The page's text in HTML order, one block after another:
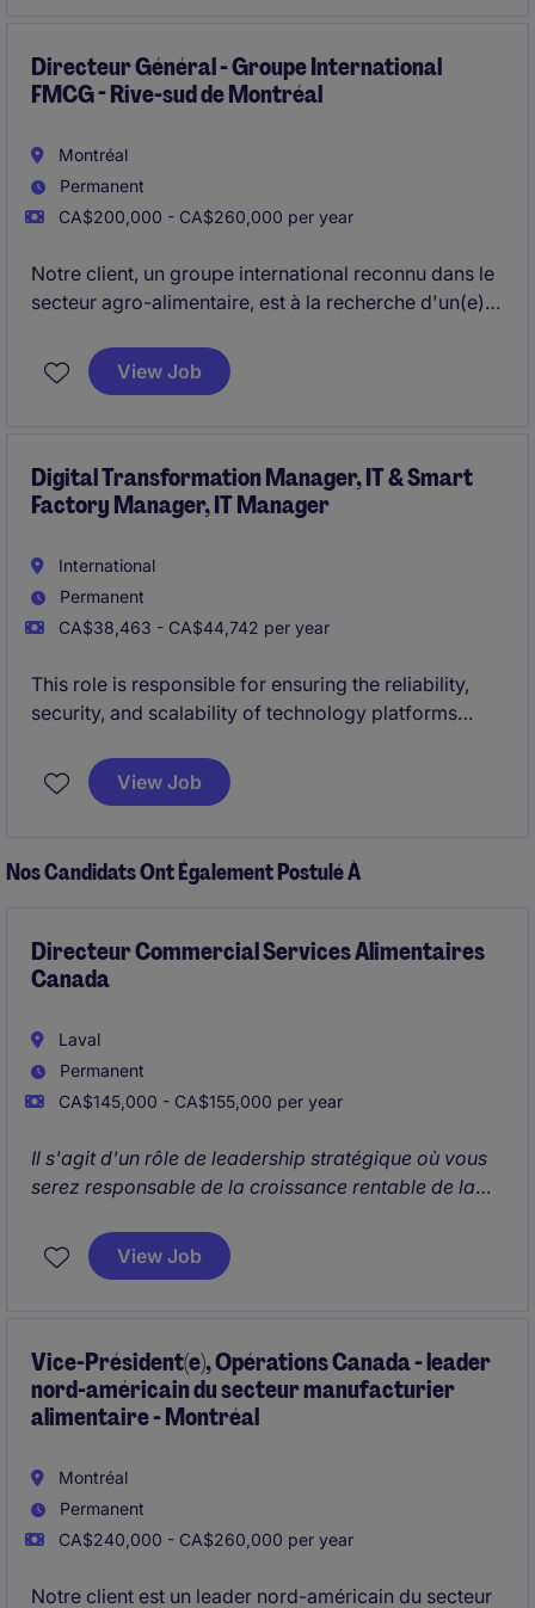
Directeur Général - Groupe International
FMCG - Rive-sud de Montréal
Montréal
Permanent
CA$200,000 - CA$260,000 per year
Notre client, un groupe international reconnu dans le
secteur agro-alimentaire, est à la recherche d'un(e)
canadiennes (30 collaborateurs, 70 M$ de chiffre
d'affaires) et accélérer sa prochaine phase de
View Job
Digital Transformation Manager, IT & Smart
Factory Manager, IT Manager
International
Permanent
CA$38,463 - CA$44,742 per year
This role is responsible for ensuring the reliability,
security, and scalability of technology platforms
operations. The role will play a key role in
automation
smart factory initiatives
efficiency, productivity, visibility, and decision-
making across the organization.
View Job
Nos Candidats Ont Également Postulé À
Directeur Commercial Services Alimentaires
Canada
Laval
Permanent
CA$145,000 - CA$155,000 per year
Il s'agit d'un rôle de leadership stratégique où vous
serez responsable de la croissance rentable de la
Vous dirigerez également une équipe de 10 à 14
professionnels des ventes (ventes internes et
View Job
Vice-Président(e), Opérations Canada - leader
nord-américain du secteur manufacturier
alimentaire - Montréal
Montréal
Permanent
CA$240,000 - CA$260,000 per year
Notre client est un leader nord-américain du secteur